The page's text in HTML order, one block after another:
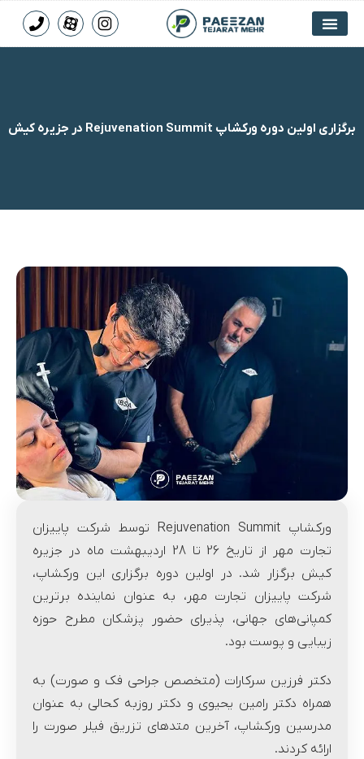
برگزاری اولین دوره ورکشاپ Rejuvenation Summit در جزیره کیش
ورکشاپ Rejuvenation Summit توسط شرکت پاییزان
تجارت مهر از تاریخ 26 تا 28 اردیبهشت ماه در جزیره
کیش برگزار شد. در اولین دوره برگزاری این ورکشاپ،
شرکت پاییزان تجارت مهر، به عنوان نماینده برترین
کمپانی‌های جهانی، پذیرای حضور پزشکان مطرح حوزه
زیبایی و پوست بود.
دکتر فرزین سرکارات (متخصص جراحی فک و صورت) به
همراه دکتر رامین یحیوی و دکتر روزبه کحالی به عنوان
مدرسین ورکشاپ، آخرین متدهای تزریق فیلر صورت را
ارائه کردند.